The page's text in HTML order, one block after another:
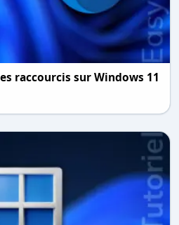
raccourcis sur Windows 11